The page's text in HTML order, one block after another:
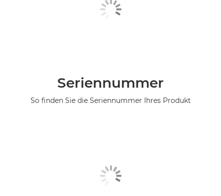
Seriennummer
So finden Sie die Seriennummer Ihres Produkt